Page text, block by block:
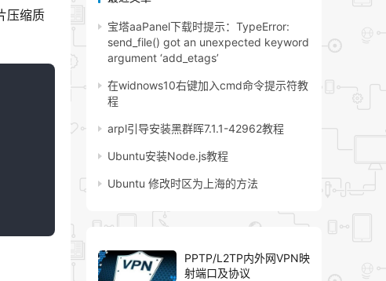
压缩质
宝塔aaPanel下载时提示：TypeError:
send_file() got an unexpected keyword
argument ‘add_etags’
在widnows10右键加入cmd命令提示符教
程
arpl引导安装黑群晖7.1.1-42962教程
Ubuntu安装Node.js教程
Ubuntu 修改时区为上海的方法
PPTP/L2TP内外网VPN映
射端口及协议